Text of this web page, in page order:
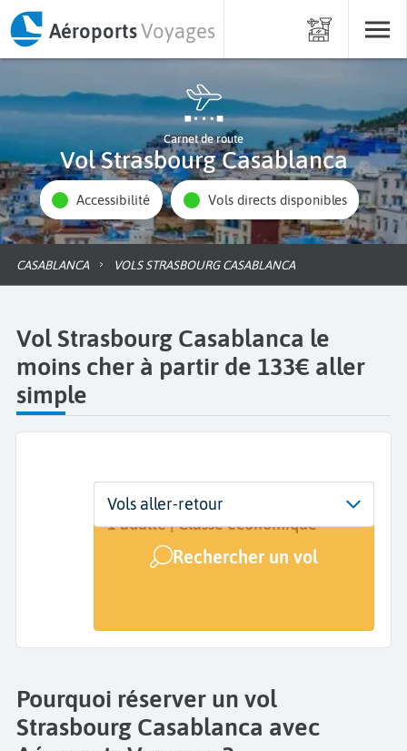
AéroportsVoyages
Carnet de route
Vol Strasbourg Casablanca
Accessibilité Vols directs disponibles
CASABLANCA VOLS STRASBOURG CASABLANCA
Vol Strasbourg Casablanca le
moins cher à partir de 133€ aller
simple
Départ
Strasbourg (SXB)
Dates
Dates de votre voyage
Voyageurs | Classe
1 adulte | Classe économique
Rechercher un vol
Vols aller-retour
Pourquoi réserver un vol
Strasbourg Casablanca avec